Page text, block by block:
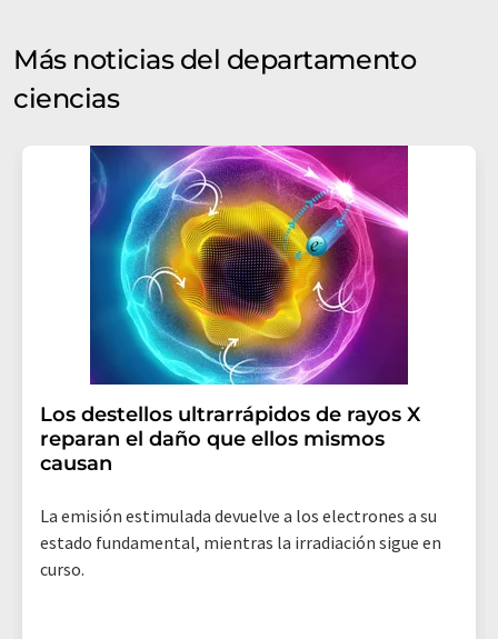
Más noticias del departamento
ciencias
Los destellos ultrarrápidos de rayos X
reparan el daño que ellos mismos
causan
La emisión estimulada devuelve a los electrones a su
estado fundamental, mientras la irradiación sigue en
curso.